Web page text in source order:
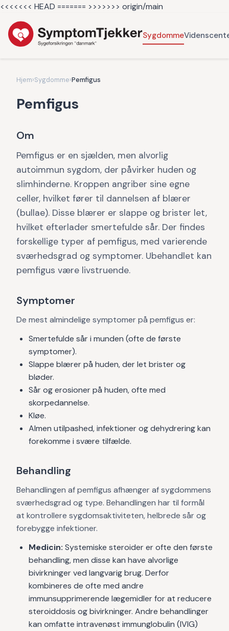
<<<<<<< HEAD ======= >>>>>>> origin/main
Sygdomme
Hjem›Sygdomme›Pemfigus
Pemfigus
Om
Pemfigus er en sjælden, men alvorlig
autoimmun sygdom, der påvirker huden og
slimhinderne. Kroppen angriber sine egne
celler, hvilket fører til dannelsen af blærer
(bullae). Disse blærer er slappe og brister let,
hvilket efterlader smertefulde sår. Der findes
forskellige typer af pemfigus, med varierende
sværhedsgrad og symptomer. Ubehandlet kan
pemfigus være livstruende.
Symptomer
De mest almindelige symptomer på pemfigus er:
Smertefulde sår i munden (ofte de første
symptomer).
Slappe blærer på huden, der let brister og
bløder.
Sår og erosioner på huden, ofte med
skorpedannelse.
Kløe.
Almen utilpashed, infektioner og dehydrering kan
forekomme i svære tilfælde.
Behandling
Behandlingen af pemfigus afhænger af sygdommens
sværhedsgrad og type. Behandlingen har til formål
at kontrollere sygdomsaktiviteten, helbrede sår og
forebygge infektioner.
Medicin: Systemiske steroider er ofte den første
behandling, men disse kan have alvorlige
bivirkninger ved langvarig brug. Derfor
kombineres de ofte med andre
immunsupprimerende lægemidler for at reducere
steroiddosis og bivirkninger. Andre behandlinger
kan omfatte intravenøst immunglobulin (IVIG)